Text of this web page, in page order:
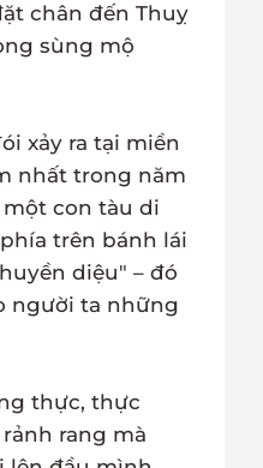
chân đến Thuỵ
sùng mộ
xảy ra tại miền
nhất trong năm
một con tàu di
trên bánh lái
diệu" – đó
người ta những
thực, thực
rang mà